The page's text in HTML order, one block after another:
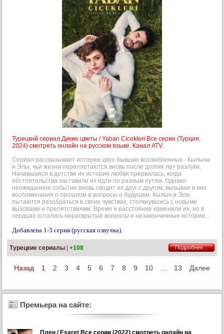
Турецкий сериал Дикие цветы / Yaban Cicekleri Все серии (Турция,
2024) смотреть онлайн на русском языке. Канал ATV.
Сериал рассказывает историю двух бывших возлюбленных - Кылыча
и Элы, чьи жизни переплетаются вновь после долгих лет разлуки.
Начавшаяся в детстве их история любви прервалась, когда
обстоятельства заставили их идти по разным путям. Однако
неожиданное событие вновь сводит их друг с другом, вызывая в них
воспоминания о прошлом и вопросы о будущем. Кылыч и Эла
пытаются разобраться в своих чувствах, столкнувшись с новыми
вызовами и препятствиями. Время и расстояние изменили их, но в
сердцах остались нераскрытые вопросы и незаконченные истории...
Добавлена 1-3 серия (русская озвучка).
Турецкие сериалы +108 Подробнее...
Назад 1 2 3 4 5 6 7 8 9 10 13 Далее
Премьера на сайте:
Плен / Esaret Все серии (2022) смотреть онлайн на